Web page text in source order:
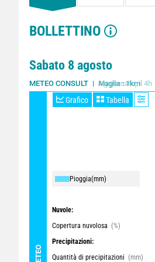
BOLLETTINO
Sabato 8 agosto
METEO CONSULT Aggiornato, il 4h
METEO
Grafico Tabella
Pioggia(mm)
Nuvole:
Copertura nuvolosa (%)
Precipitazioni:
Quantità di precipitazioni (mm)